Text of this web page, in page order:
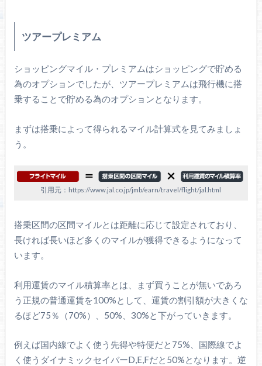
ツアープレミアム
ショッピングマイル・プレミアムはショッピングで貯める
為のオプションでしたが、ツアープレミアムは飛行機に搭
乗することで貯める為のオプションとなります。
まずは搭乗によって得られるマイル計算式を見てみましょ
う。
引用元：https://www.jal.co.jp/jmb/earn/travel/flight/jal.html
搭乗区間の区間マイルとは距離に応じて設定されており、
長ければ長いほど多くのマイルが獲得できるようになって
います。
利用運賃のマイル積算率とは、まず買うことが無いであろ
う正規の普通運賃を100%として、運賃の割引額が大きくな
るほど75％（70%）、50%、30%と下がっていきます。
例えば国内線でよく使う先得や特便だと75%、国際線でよ
く使うダイナミックセイバーD,E,Fだと50%となります。逆